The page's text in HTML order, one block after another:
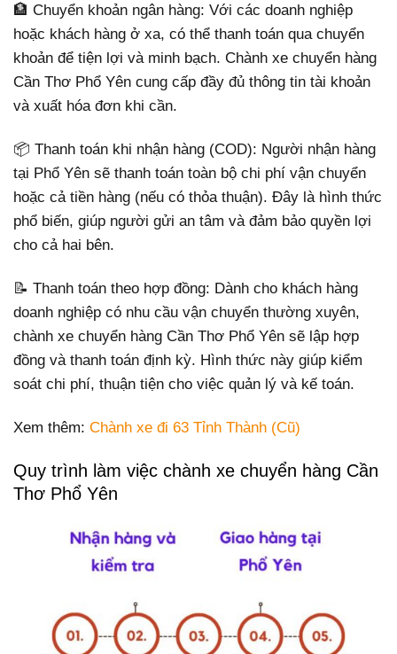
🏦 Chuyển khoản ngân hàng: Với các doanh nghiệp
hoặc khách hàng ở xa, có thể thanh toán qua chuyển
khoản để tiện lợi và minh bạch. Chành xe chuyển hàng
Cần Thơ Phổ Yên cung cấp đầy đủ thông tin tài khoản
và xuất hóa đơn khi cần.
📦 Thanh toán khi nhận hàng (COD): Người nhận hàng
tại Phổ Yên sẽ thanh toán toàn bộ chi phí vận chuyển
hoặc cả tiền hàng (nếu có thỏa thuận). Đây là hình thức
phổ biến, giúp người gửi an tâm và đảm bảo quyền lợi
cho cả hai bên.
📝 Thanh toán theo hợp đồng: Dành cho khách hàng
doanh nghiệp có nhu cầu vận chuyển thường xuyên,
chành xe chuyển hàng Cần Thơ Phổ Yên sẽ lập hợp
đồng và thanh toán định kỳ. Hình thức này giúp kiểm
soát chi phí, thuận tiện cho việc quản lý và kế toán.
Xem thêm: Chành xe đi 63 Tỉnh Thành (Cũ)
Quy trình làm việc chành xe chuyển hàng Cần
Thơ Phổ Yên